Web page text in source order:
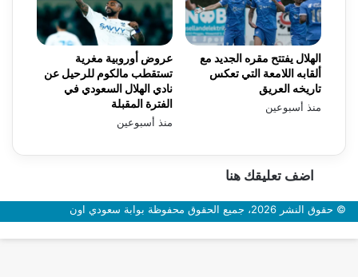
عروض أوروبية مغرية
تستقطب مالكوم للرحيل عن
نادي الهلال السعودي في
الفترة المقبلة
منذ أسبوعين
الهلال يفتتح مقره الجديد مع
ألقابه اللامعة التي تعكس
تاريخه العريق
منذ أسبوعين
اضف تعليقك هنا
© حقوق النشر 2026، جميع الحقوق محفوظة بوابة سعودي اون